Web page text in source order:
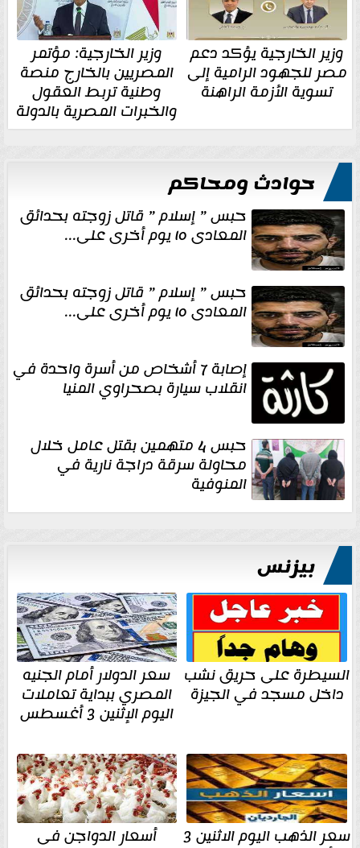
وزير الخارجية يؤكد دعم
مصر للجهود الرامية إلى
تسوية الأزمة الراهنة
وزير الخارجية: مؤتمر
المصريين بالخارج منصة
وطنية تربط العقول
والخبرات المصرية بالدولة
حوادث ومحاكم
حبس ” إسلام ” قاتل زوجته بحدائق
المعادى ١٥ يوم أخرى على...
حبس ” إسلام ” قاتل زوجته بحدائق
المعادى ١٥ يوم أخرى على...
إصابة 7 أشخاص من أسرة واحدة في
انقلاب سيارة بصحراوي المنيا
حبس 4 متهمين بقتل عامل خلال
محاولة سرقة دراجة نارية في
المنوفية
بيزنس
السيطرة على حريق نشب
داخل مسجد في الجيزة
سعر الدولار أمام الجنيه
المصري ببداية تعاملات
اليوم الإثنين 3 أغسطس
سعر الذهب اليوم الاثنين 3 أسعار الدواجن فى